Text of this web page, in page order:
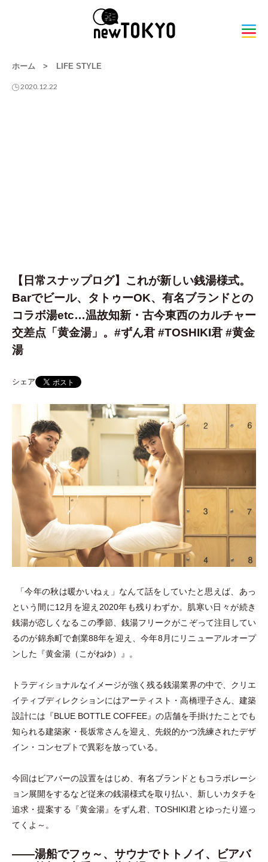
ホーム > LIFE STYLE
2020.12.22
【日常スナップログ】これが新しい銭湯様式。
Barでビール、タトゥーOK、有名ブランドとの
コラボ湯etc…温故知新・古今東西のカルチャー
交差点「黄金湯」。#ずん君 #TOSHIKI君 #黄金
湯
シェア
「今年の秋は暖かいねぇ 」 なんて話をしていたと思えば、あっ
という間に12月を迎え2020年も残りわずか。肌寒い日々が続き
銭湯が恋しくなるこの季節、銭湯フリークがこぞって注目してい
るのが錦糸町で創業88年を迎え、今年8月にリニューアルオープ
ンした『黄金湯 （ こがねゆ） 』。
トラディショナルなイメージが強く残る銭湯業界の中で、クリエ
イティブディレクションにはアーティスト ・高橋理子さん、建築
設計には『BLUE BOTTLE COFFEE』の店舗を手掛けたことでも
知られる建築家 ・ 長坂常さんを迎え、先鋭的かつ洗練されたデザ
イン ・ コンセプトで異彩を放っている。
今回はビアバーの設置をはじめ、有名ブランドともコラボレーシ
ョン展開をするなど従来の銭湯様式を取り払い、新しいカタチを
追求 ・提案する『黄金湯』をずん君、TOSHIKI君とゆったり巡っ
てくよ～。
――湯船でフゥ～、サウナでトトノイ、ビアバ